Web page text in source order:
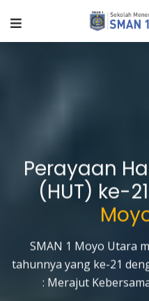
Perayaan
(HUT) ke-
SMAN 1 Moyo Utara
tahunnya yang ke-21
: Merajut